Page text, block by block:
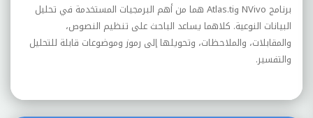
برنامج NVivo وAtlas.ti هما من أهم البرمجيات المستخدمة في تحليل
البيانات النوعية. كلاهما يساعد الباحث على تنظيم النصوص،
والمقابلات، والملاحظات، وتحويلها إلى رموز وموضوعات قابلة للتحليل
والتفسير.